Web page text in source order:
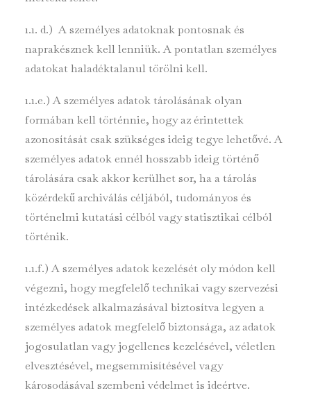
1.1. d.) A személyes adatoknak pontosnak és
naprakésznek kell lenniük. A pontatlan személyes
adatokat haladéktalanul törölni kell.
1.1.e.) A személyes adatok tárolásának olyan
formában kell történnie, hogy az érintettek
azonosítását csak szükséges ideig tegye lehetővé. A
személyes adatok ennél hosszabb ideig történő
tárolására csak akkor kerülhet sor, ha a tárolás
közérdekű archiválás céljából, tudományos és
történelmi kutatási célból vagy statisztikai célból
történik.
1.1.f.) A személyes adatok kezelését oly módon kell
végezni, hogy megfelelő technikai vagy szervezési
intézkedések alkalmazásával biztosítva legyen a
személyes adatok megfelelő biztonsága, az adatok
jogosulatlan vagy jogellenes kezelésével, véletlen
elvesztésével, megsemmisítésével vagy
károsodásával szembeni védelmet is ideértve.